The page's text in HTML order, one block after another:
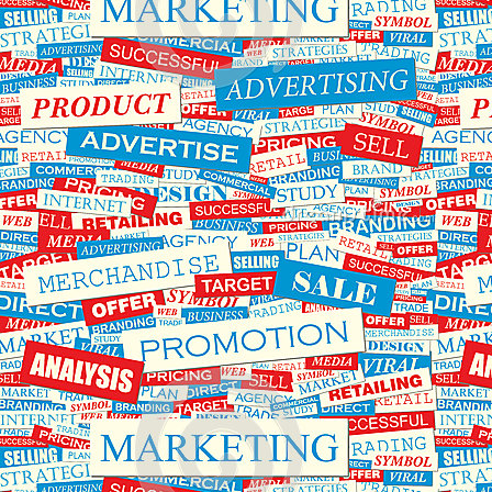
دی
ماه
افزایش
خواهد
یافت
را
روی
پنل
ثبت
نمایند